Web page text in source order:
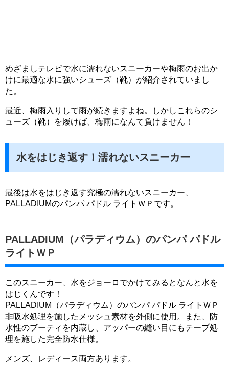
めざましテレビで水に濡れないスニーカーや梅雨のお出か
けに最適な水に強いシューズ（靴）が紹介されていまし
た。
最近、梅雨入りして雨が続きますよね。しかしこれらのシ
ューズ（靴）を履けば、梅雨になんて負けません！
水をはじき返す！濡れないスニーカー
最後は水をはじき返す究極の濡れないスニーカー、
PALLADIUMのパンパ パドル ライトＷＰです。
PALLADIUM（パラディウム）のパンパ パドル
ライトＷＰ
このスニーカー、水をジョーロでかけてみるとなんと水を
はじくんです！
PALLADIUM（パラディウム）のパンパ パドル ライトＷＰ
非吸水処理を施したメッシュ素材を外側に使用。また、防
水性のブーティを内蔵し、アッパーの縫い目にもテープ処
理を施した完全防水仕様。
メンズ、レディース両方あります。